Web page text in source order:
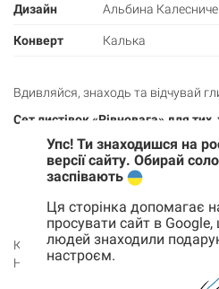
Дизайн Альбина
Конверт Калька
Вдивляйся, знаходь та відчувай
Сет листівок «Рівновага» для тих,
полюбляє символізм в
цінує як зміст, так і форму;
шукає незвичайний
колекціонує артові листівки;
підтримує українських
Купуй листівки та дивисьінші
Набір йде у комплекті із
Упс! Ти знаходишся на
версії сайту. Обирай
заспівають
Ця сторінка допомагає
просувати сайт в
людей знаходили
настроєм.
Корзина